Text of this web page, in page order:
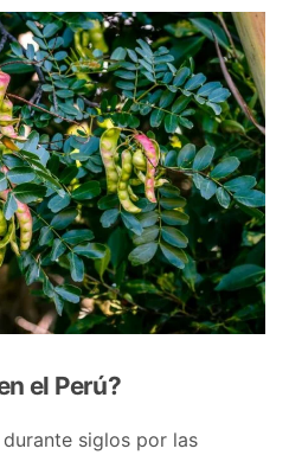
el Perú?
siglos por las